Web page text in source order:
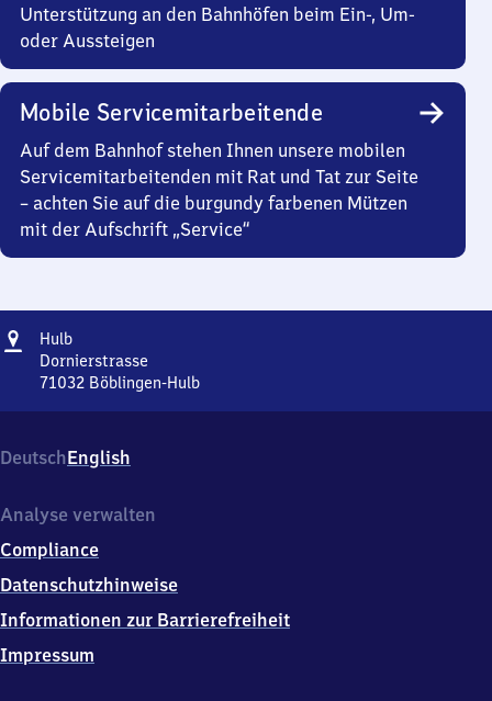
Unterstützung an den Bahnhöfen beim Ein-, Um-
oder Aussteigen
Mobile Servicemitarbeitende
Auf dem Bahnhof stehen Ihnen unsere mobilen
Servicemitarbeitenden mit Rat und Tat zur Seite
– achten Sie auf die burgundy farbenen Mützen
mit der Aufschrift „Service“
Adresse
HulbHulb
Dornierstrasse
71032 Böblingen-Hulb
7
1
3
Böblingen-
Hulb
DeutschEnglish
Analyse verwalten
Compliance
Datenschutzhinweise
Informationen zur Barrierefreiheit
Impressum